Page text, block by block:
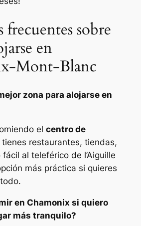
frecuentes sobre
en
Mont-Blanc
zona para alojarse en
el centro de
tienes restaurantes, tiendas,
al teleférico de l’Aiguille
más práctica si quieres
en Chamonix si quiero
más tranquilo?